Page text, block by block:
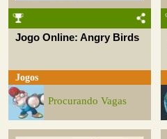
Jogo Online: Angry Birds
Jogos
Procurando Vagas